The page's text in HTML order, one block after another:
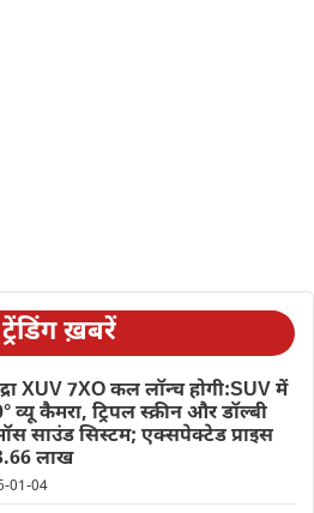
ट्रेंडिंग ख़बरें
XUV 7XO कल लॉन्च होगी:SUV में
व्यू कैमरा, ट्रिपल स्क्रीन और डॉल्बी
साउंड सिस्टम; एक्सपेक्टेड प्राइस
लाख
01-04